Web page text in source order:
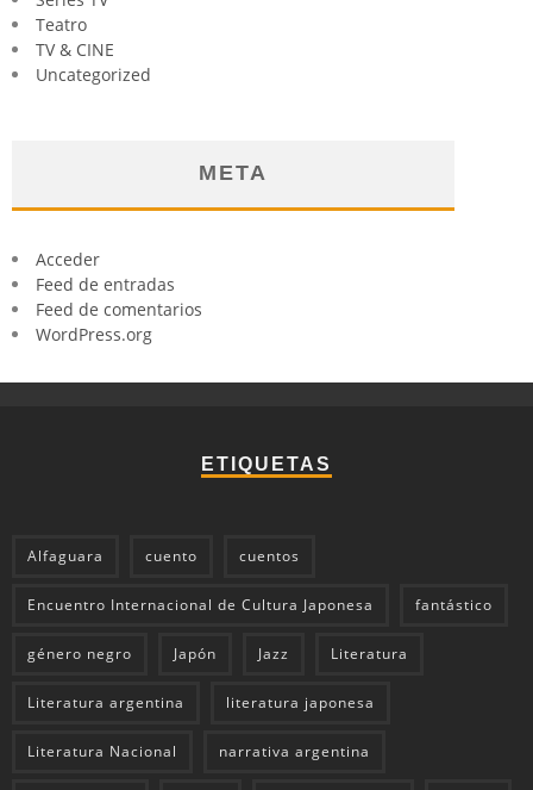
Teatro
TV & CINE
Uncategorized
META
Acceder
Feed de entradas
Feed de comentarios
WordPress.org
ETIQUETAS
Alfaguara cuento cuentos
Encuentro Internacional de Cultura Japonesa fantástico
género negro Japón Jazz Literatura
Literatura argentina literatura japonesa
Literatura Nacional narrativa argentina